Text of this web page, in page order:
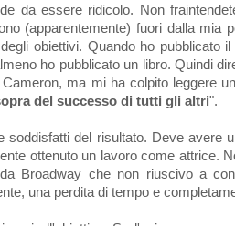
da essere ridicolo. Non
(apparentemente) fuori dalla mia
obiettivi. Quando ho pubblicato il
ho pubblicato un libro. Quindi
ma mi ha colpito leggere
del successo di tutti gli altri".
soddisfatti del risultato. Deve avere
ottenuto un lavoro come attrice.
Broadway che non riuscivo a
una perdita di tempo e